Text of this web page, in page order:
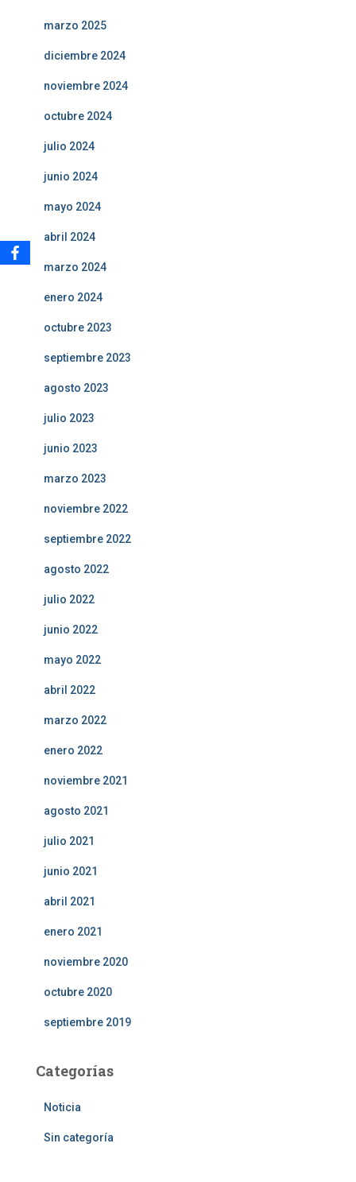
marzo 2025
diciembre 2024
noviembre 2024
octubre 2024
julio 2024
junio 2024
mayo 2024
abril 2024
marzo 2024
enero 2024
octubre 2023
septiembre 2023
agosto 2023
julio 2023
junio 2023
marzo 2023
noviembre 2022
septiembre 2022
agosto 2022
julio 2022
junio 2022
mayo 2022
abril 2022
marzo 2022
enero 2022
noviembre 2021
agosto 2021
julio 2021
junio 2021
abril 2021
enero 2021
noviembre 2020
octubre 2020
septiembre 2019
Categorías
Noticia
Sin categoría